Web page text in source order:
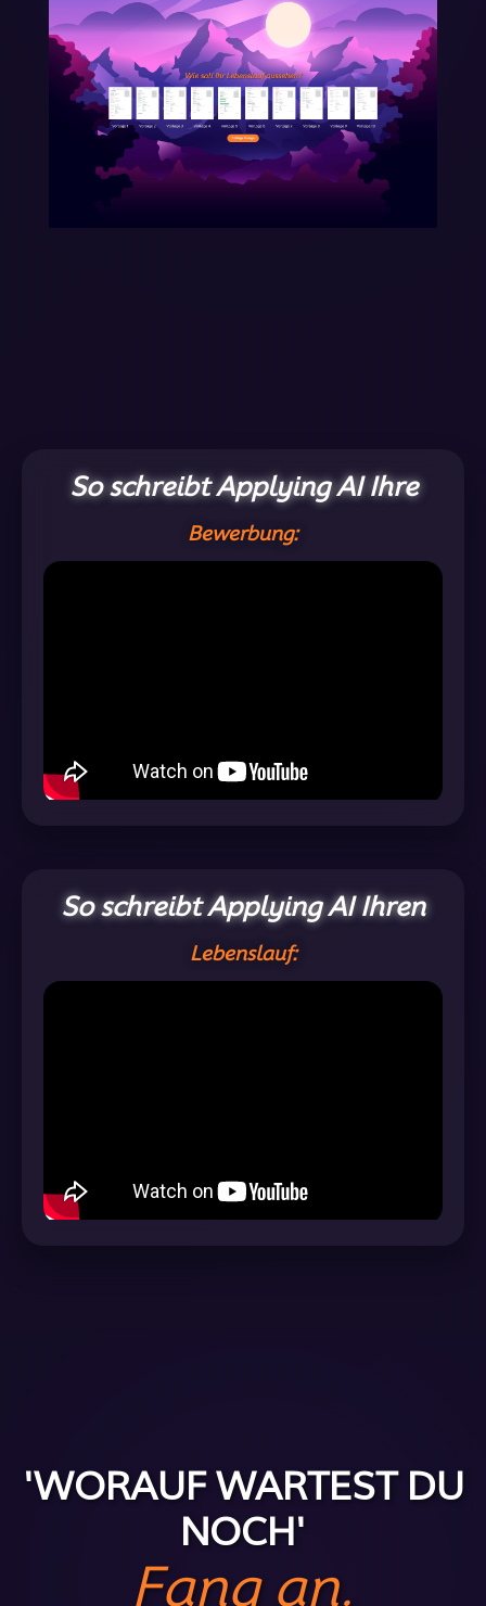
So schreibt Applying AI Ihre
Bewerbung:
So schreibt Applying AI Ihren
Lebenslauf:
'WORAUF WARTEST DU
NOCH'
Fang an.